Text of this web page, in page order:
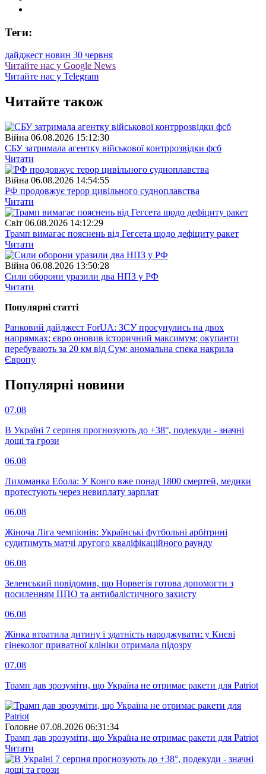
Теги:
дайджест новин 30 червня
Читайте нас у Google News
Читайте нас у Telegram
Читайте також
Війна 06.08.2026 15:12:30
СБУ затримала агентку військової контррозвідки фсб
Читати
Війна 06.08.2026 14:54:55
РФ продовжує терор цивільного судноплавства
Читати
Свiт 06.08.2026 14:12:29
Трамп вимагає пояснень від Гегсета щодо дефіциту ракет
Читати
Війна 06.08.2026 13:50:28
Сили оборони уразили два НПЗ у РФ
Читати
Популярнi статтi
Ранковий дайджест ForUА: ЗСУ просунулись на двох
напрямках; євро оновив історичний максимум; окупанти
перебувають за 20 км від Сум; аномальна спека накрила
Європу
Популярнi новини
07.08
В Україні 7 серпня прогнозують до +38°, подекуди - значні
дощі та грози
06.08
Лихоманка Ебола: У Конго вже понад 1800 смертей, медики
протестують через невиплату зарплат
06.08
Жіноча Ліга чемпіонів: Українські футбольні арбітрині
судитимуть матчі другого кваліфікаційного раунду
06.08
Зеленський повідомив, що Норвегія готова допомогти з
посиленням ППО та антибалістичного захисту
06.08
Жінка втратила дитину і здатність народжувати: у Києві
гінеколог приватної клініки отримала підозру
07.08
Трамп дав зрозуміти, що Україна не отримає ракети для Patriot
Головне 07.08.2026 06:31:34
Трамп дав зрозуміти, що Україна не отримає ракети для Patriot
Читати